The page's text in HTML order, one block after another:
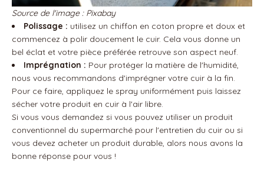
Source de l'image : Pixabay
Polissage : utilisez un chiffon en coton propre et doux et
commencez à polir doucement le cuir. Cela vous donne un
bel éclat et votre pièce préférée retrouve son aspect neuf.
Imprégnation : Pour protéger la matière de l'humidité,
nous vous recommandons d'imprégner votre cuir à la fin.
Pour ce faire, appliquez le spray uniformément puis laissez
sécher votre produit en cuir à l'air libre.
Si vous vous demandez si vous pouvez utiliser un produit
conventionnel du supermarché pour l'entretien du cuir ou si
vous devez acheter un produit durable, alors nous avons la
bonne réponse pour vous !